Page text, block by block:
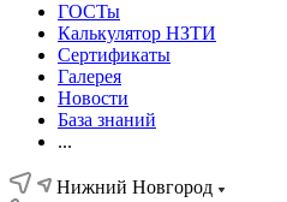
ГОСТы
Калькулятор НЗТИ
Сертификаты
Галерея
Новости
База знаний
...
Нижний Новгород